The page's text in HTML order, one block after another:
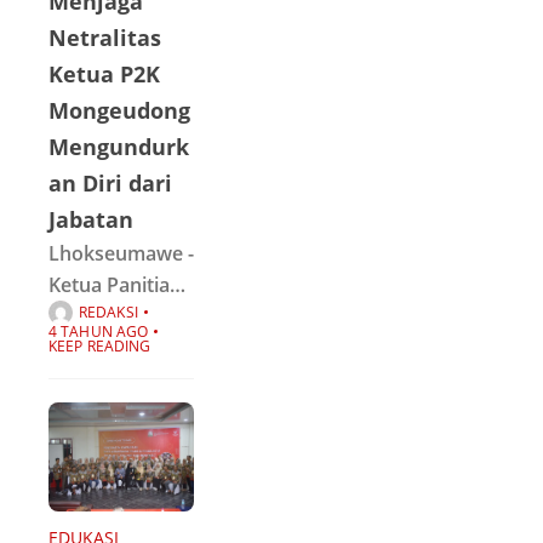
pemuda dan
Karang Taruna
Batuphat Timur
tahun 2022
yang
berlangsung di
stadion Perta
Arun
Netralitas
Ketua P2K
Mongeudong
Mengundurk
an Diri dari
Jabatan
Lhokseumawe -
Ketua Panitia
Pemilihan
Keuchik (P2K)
kecamatan
Banda Sakti,
kota
Lhokseumawe
mengundurkan
REDAKSI
4 TAHUN AGO
KEEP READING
EDUKASI